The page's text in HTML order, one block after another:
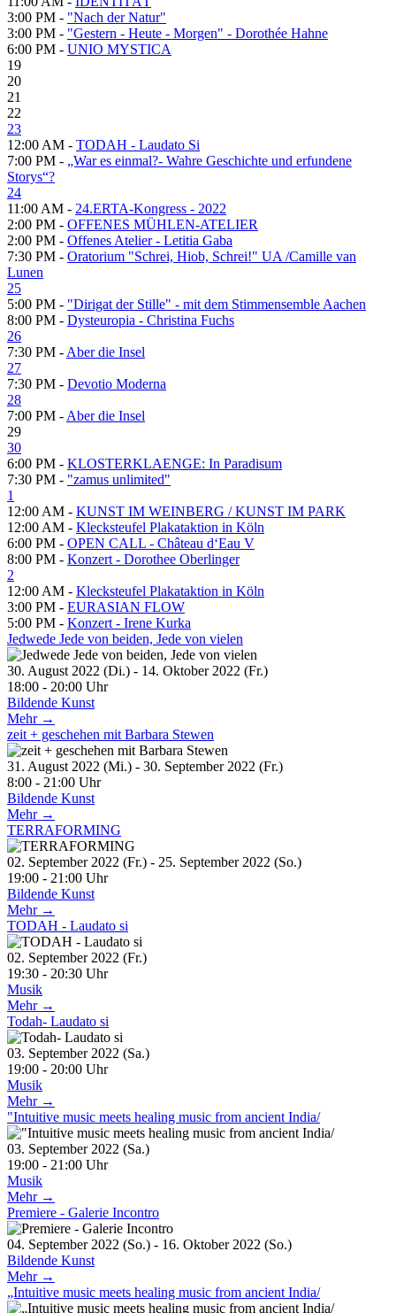
3:00 PM - "Nach der Natur"
3:00 PM - "Gestern - Heute - Morgen" - Dorothée Hahne
6:00 PM - UNIO MYSTICA
19
20
21
22
23
12:00 AM - TODAH - Laudato Si
7:00 PM - „War es einmal?- Wahre Geschichte und erfundene
Storys“?
24
11:00 AM - 24.ERTA-Kongress - 2022
2:00 PM - OFFENES MÜHLEN-ATELIER
2:00 PM - Offenes Atelier - Letitia Gaba
7:30 PM - Oratorium "Schrei, Hiob, Schrei!" UA /Camille van
Lunen
25
5:00 PM - "Dirigat der Stille" - mit dem Stimmensemble Aachen
8:00 PM - Dysteuropia - Christina Fuchs
26
7:30 PM - Aber die Insel
27
7:30 PM - Devotio Moderna
28
7:00 PM - Aber die Insel
29
30
6:00 PM - KLOSTERKLAENGE: In Paradisum
7:30 PM - "zamus unlimited"
1
12:00 AM - KUNST IM WEINBERG / KUNST IM PARK
12:00 AM - Klecksteufel Plakataktion in Köln
6:00 PM - OPEN CALL - Château d‘Eau V
8:00 PM - Konzert - Dorothee Oberlinger
2
12:00 AM - Klecksteufel Plakataktion in Köln
3:00 PM - EURASIAN FLOW
5:00 PM - Konzert - Irene Kurka
Jedwede Jede von beiden, Jede von vielen
30. August 2022 (Di.) - 14. Oktober 2022 (Fr.)
18:00 - 20:00 Uhr
Bildende Kunst
Mehr →
zeit + geschehen mit Barbara Stewen
31. August 2022 (Mi.) - 30. September 2022 (Fr.)
8:00 - 21:00 Uhr
Bildende Kunst
Mehr →
TERRAFORMING
02. September 2022 (Fr.) - 25. September 2022 (So.)
19:00 - 21:00 Uhr
Bildende Kunst
Mehr →
TODAH - Laudato si
02. September 2022 (Fr.)
19:30 - 20:30 Uhr
Musik
Mehr →
Todah- Laudato si
03. September 2022 (Sa.)
19:00 - 20:00 Uhr
Musik
Mehr →
"Intuitive music meets healing music from ancient India/
03. September 2022 (Sa.)
19:00 - 21:00 Uhr
Musik
Mehr →
Premiere - Galerie Incontro
04. September 2022 (So.) - 16. Oktober 2022 (So.)
Bildende Kunst
Mehr →
„Intuitive music meets healing music from ancient India/